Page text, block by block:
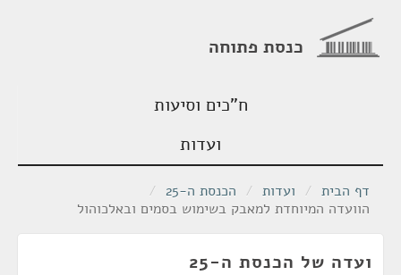
כנסת פתוחה
ח"כים וסיעות
ועדות
דף הבית / ועדות / הכנסת ה-25
/
הוועדה המיוחדת למאבק בשימוש בסמים ובאלכוהול
ועדה של הכנסת ה-25